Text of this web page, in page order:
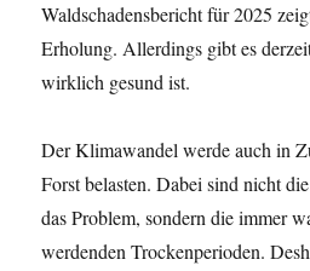
Waldschadensbericht für 2025
Erholung. Allerdings gibt es
wirklich gesund ist.
Der Klimawandel werde auch in
Forst belasten. Dabei sind nicht
das Problem, sondern die immer
werdenden Trockenperioden.